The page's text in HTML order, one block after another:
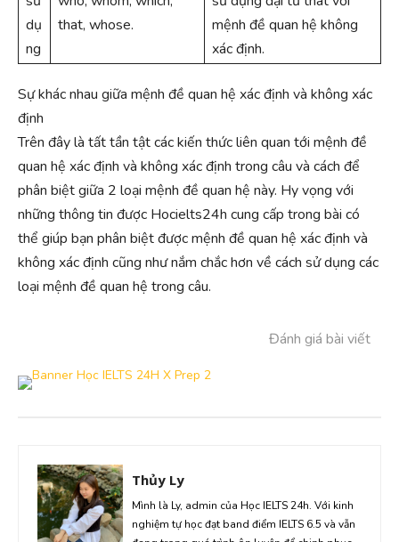
dụ
ng
that, whose.
mệnh đề quan hệ không
xác định.
Sự khác nhau giữa mệnh đề quan hệ xác định và không xác
định
Trên đây là tất tần tật các kiến thức liên quan tới mệnh đề
quan hệ xác định và không xác định trong câu và cách để
phân biệt giữa 2 loại mệnh đề quan hệ này. Hy vọng với
những thông tin được Hocielts24h cung cấp trong bài có
thể giúp bạn phân biệt được mệnh đề quan hệ xác định và
không xác định cũng như nắm chắc hơn về cách sử dụng các
loại mệnh đề quan hệ trong câu.
Đánh giá bài viết
Thủy Ly
Mình là Ly, admin của Học IELTS 24h. Với kinh
nghiệm tự học đạt band điểm IELTS 6.5 và vẫn